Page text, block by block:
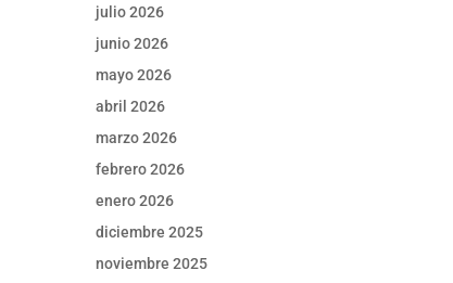
julio 2026
junio 2026
mayo 2026
abril 2026
marzo 2026
febrero 2026
enero 2026
diciembre 2025
noviembre 2025